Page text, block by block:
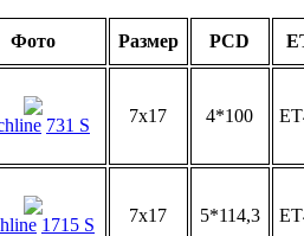
Фото Размер PCD
731 S 7x17 4*100
1715 S 7x17 5*114,3